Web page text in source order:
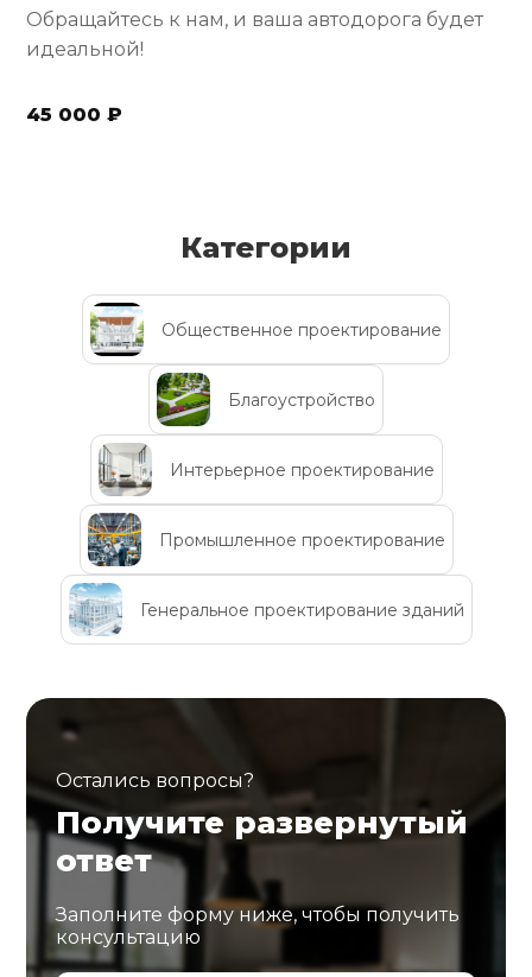
Обращайтесь к нам, и ваша автодорога будет
идеальной!
45 000 ₽
Категории
Общественное проектирование
Благоустройство
Интерьерное проектирование
Промышленное проектирование
Генеральное проектирование зданий
Остались вопросы?
Получите развернутый
ответ
Заполните форму ниже, чтобы получить
консультацию